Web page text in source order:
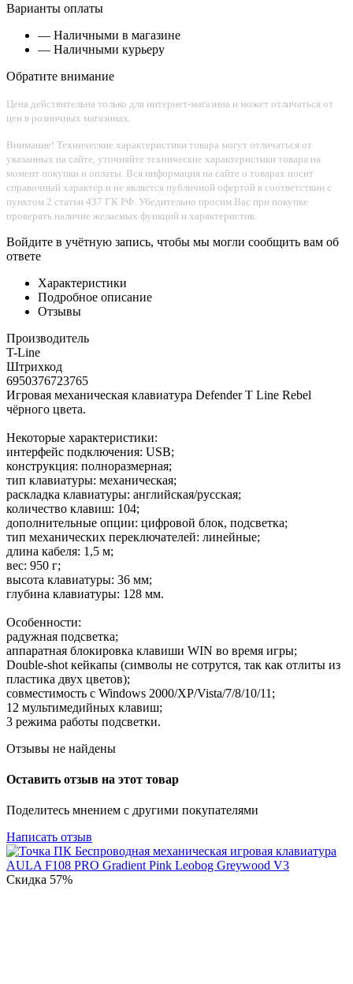
Варианты оплаты
— Наличными в магазине
— Наличными курьеру
Обратите внимание
Цена действительна только для интернет-магазина и может отличаться от
цен в розничных магазинах.
Внимание! Технические характеристики товара могут отличаться от
указанных на сайте, уточняйте технические характеристики товара на
момент покупки и оплаты. Вся информация на сайте о товарах носит
справочный характер и не является публичной офертой в соответствии с
пунктом 2 статьи 437 ГК РФ. Убедительно просим Вас при покупке
проверять наличие желаемых функций и характеристик.
Войдите в учётную запись, чтобы мы могли сообщить вам об
ответе
Характеристики
Подробное описание
Отзывы
Производитель
T-Line
Штрихкод
6950376723765
Игровая механическая клавиатура Defender T Line Rebel
чёрного цвета.
Некоторые характеристики:
интерфейс подключения: USB;
конструкция: полноразмерная;
тип клавиатуры: механическая;
раскладка клавиатуры: английская/русская;
количество клавиш: 104;
дополнительные опции: цифровой блок, подсветка;
тип механических переключателей: линейные;
длина кабеля: 1,5 м;
вес: 950 г;
высота клавиатуры: 36 мм;
глубина клавиатуры: 128 мм.
Особенности:
радужная подсветка;
аппаратная блокировка клавиши WIN во время игры;
Double-shot кейкапы (символы не сотрутся, так как отлиты из
пластика двух цветов);
совместимость с Windows 2000/XP/Vista/7/8/10/11;
12 мультимедийных клавиш;
3 режима работы подсветки.
Отзывы не найдены
Оставить отзыв на этот товар
Поделитесь мнением с другими покупателями
Написать отзыв
Скидка 57%